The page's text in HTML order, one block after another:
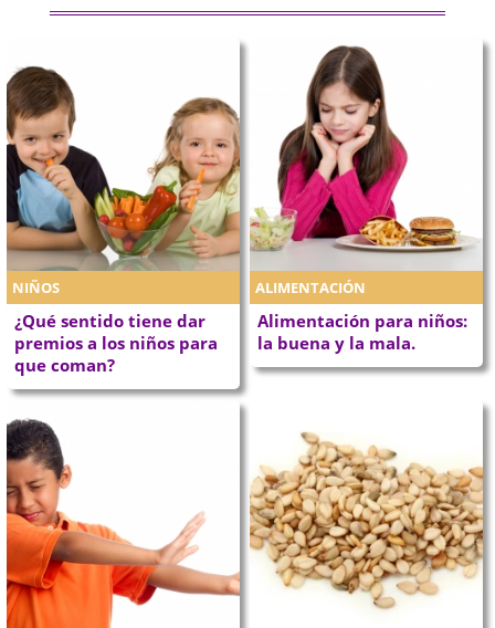
NIÑOS
¿Qué sentido tiene dar
premios a los niños para
que coman?
ALIMENTACIÓN
Alimentación para niños:
la buena y la mala.